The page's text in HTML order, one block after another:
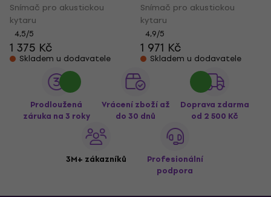
Snímač pro akustickou
kytaru
4,5/5
1 375 Kč
Skladem u dodavatele
Snímač pro akustickou
kytaru
4,9/5
1 971 Kč
Skladem u dodavatele
Prodloužená
záruka na 3 roky
Vrácení zboží až
do 30 dnů
Doprava zdarma
od 2 500 Kč
3M+ zákazníků
Profesionální
podpora